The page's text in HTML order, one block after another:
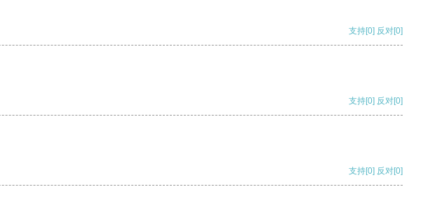
支持[0] 反对[0]
支持[0] 反对[0]
支持[0] 反对[0]